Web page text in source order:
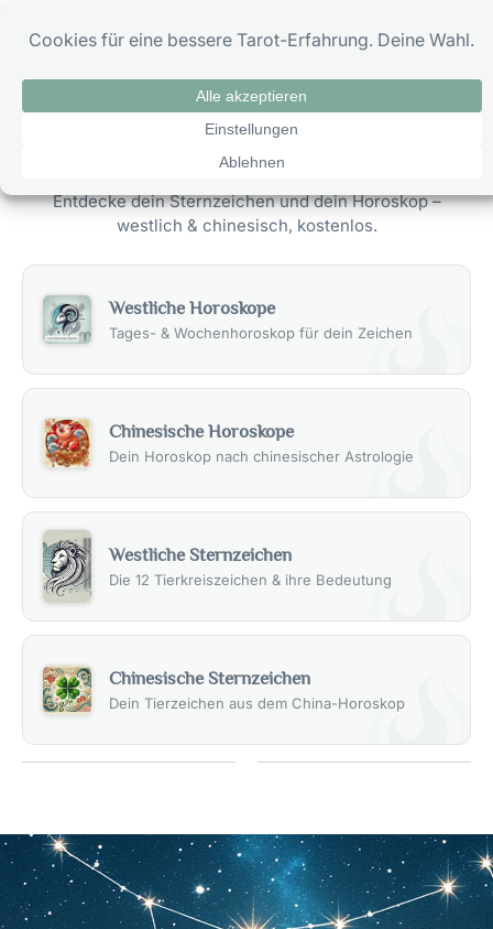
Inhalt
Horoskope Übersicht
Astrologie & Sternzeichen im Überblick
Entdecke dein Sternzeichen und dein Horoskop –
westlich & chinesisch, kostenlos.
Westliche Horoskope
Tages- & Wochenhoroskop für dein Zeichen
Chinesische Horoskope
Dein Horoskop nach chinesischer Astrologie
Westliche Sternzeichen
Die 12 Tierkreiszeichen & ihre Bedeutung
Chinesische Sternzeichen
Dein Tierzeichen aus dem China-Horoskop